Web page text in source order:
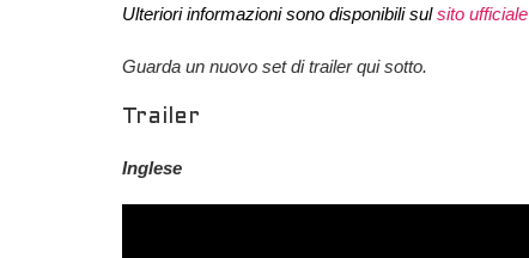
Ulteriori informazioni sono disponibili sulsito ufficiale
Guarda un nuovo set di trailer qui sotto.
Trailer
Inglese